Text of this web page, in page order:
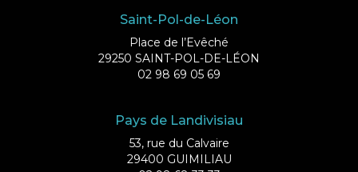
Saint-Pol-de-Léon
Place de l’Evêché
29250 SAINT-POL-DE-LÉON
02 98 69 05 69
Pays de Landivisiau
53, rue du Calvaire
29400 GUIMILIAU